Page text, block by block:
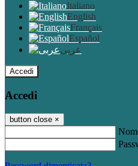
Italiano
English
Français
Español
عربى
Accedi
Accedi
button close ×